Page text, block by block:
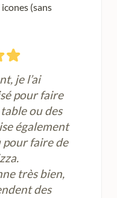
(sans
je l’ai
pour faire
ou des
également
pour faire de
très bien,
des